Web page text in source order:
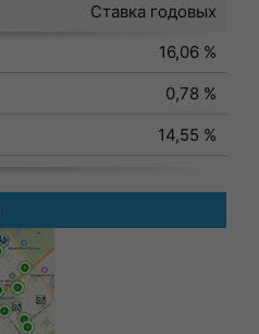
Ставка годовых
16,06 %
0,78 %
14,55 %